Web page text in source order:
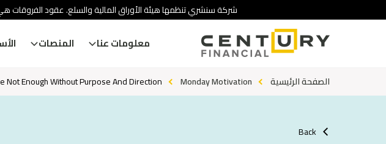
شركة سنشري تنظمها هيئة الأوراق المالية والسلع. عقود الفروقات
معلومات عنا المنصات
الصفحة الرئيسية Monday Motivation
Not Enough Without Purpose And Direction
Back